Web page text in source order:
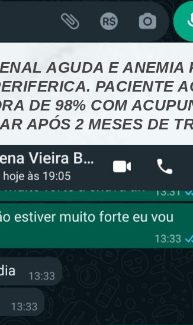
AGUDA E ANEMIA
PACIENTE
DE 98% COM
APÓS 2 MESES DE